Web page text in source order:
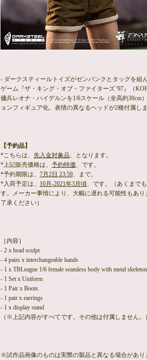
- ダークスティールトイズがゼンパンクとタッグを組
ゲーム『ザ・キング・オブ・ファイターズ '97』（
傭兵レオナ・ハイデルンを1/6スケール（全高約30cm
ョンフィギュア化。表情の異なるヘッドが2種付属しま
【予約品】
*こちらは、 先入金対象品、となります。
*上記販売価格は、 予約特価、です。
*予約期限は、 7月2日 23:59、まで。
*入荷予定は、 10月-2021年3月頃、です。（あくまで
す。メーカー事情により、大幅に遅れる可能性もあり
了承ください）
［内容］
- 2 x head sculpt
- 4 pairs x interchangeable hands
- 1 x TBLeague 1/6 female seamless body with metal skeleton
- 1 Set x Uniform
- 1 Pair x Boots
- 1 pair x earrings
- 1 x display stand
（※上記内容がすべてです。その他は付属しません。）
※試作品画像のものは実際の製品と異なる場合があり